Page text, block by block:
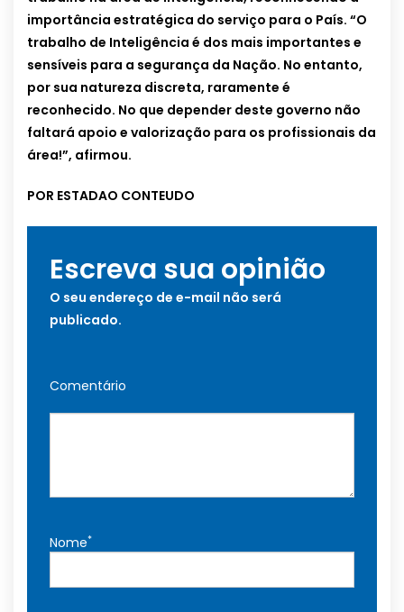
importância estratégica do serviço para o País. “O
trabalho de Inteligência é dos mais importantes e
sensíveis para a segurança da Nação. No entanto,
por sua natureza discreta, raramente é
reconhecido. No que depender deste governo não
faltará apoio e valorização para os profissionais da
área!”, afirmou.
POR ESTADAO CONTEUDO
Escreva sua opinião
O seu endereço de e-mail não será
publicado.
Comentário
Nome*